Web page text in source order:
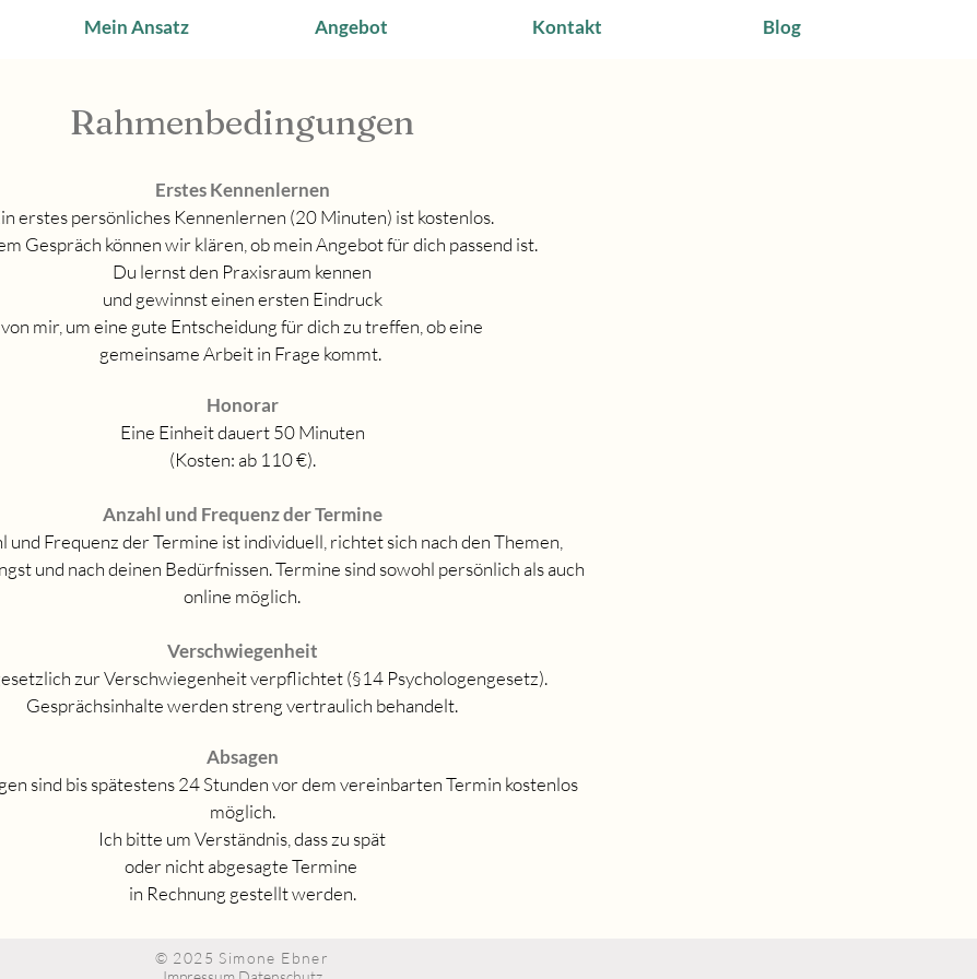
Mein Ansatz Angebot Kontakt Blog
Rahmenbedingungen
Erstes Kennenlernen
erstes persönliches Kennenlernen (20 Minuten) ist kostenlos.
Gespräch können wir klären, ob mein Angebot für dich passend ist.
Du lernst den Praxisraum kennen
und gewinnst einen ersten Eindruck
von mir, um eine gute Entscheidung für dich zu treffen, ob eine
gemeinsame Arbeit in Frage kommt.
Honorar
Eine Einheit dauert 50 Minuten
(Kosten: ab 110 €).
Anzahl und Frequenz der Termine
und Frequenz der Termine ist individuell, richtet sich nach den Themen,
und nach deinen Bedürfnissen. Termine sind sowohl persönlich als auch
online möglich.
Verschwiegenheit
zur Verschwiegenheit verpflichtet (§14 Psychologengesetz).
Gesprächsinhalte werden streng vertraulich behandelt.
Absagen
sind bis spätestens 24 Stunden vor dem vereinbarten Termin kostenlos
möglich.
Ich bitte um Verständnis, dass zu spät
oder nicht abgesagteTermine
in Rechnung gestellt werden.
© 2025 Simone Ebner